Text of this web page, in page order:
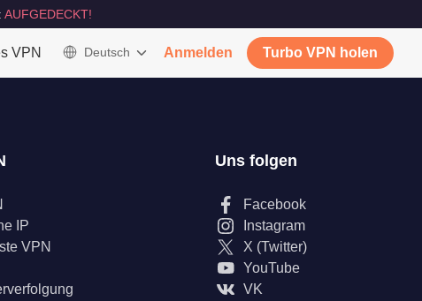
AUFGEDECKT!
VPN Deutsch Anmelden Turbo VPN holen
IP
VPN
Uns folgen
Facebook
Instagram
X (Twitter)
YouTube
VK